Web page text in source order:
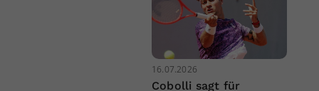
16.07.2026
Cobolli sagt für